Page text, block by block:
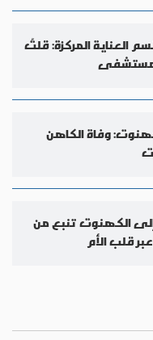
المركزة: قلتُ
وفاة الكاهن
إلى الكهنوت تنبع من
قلب الأم